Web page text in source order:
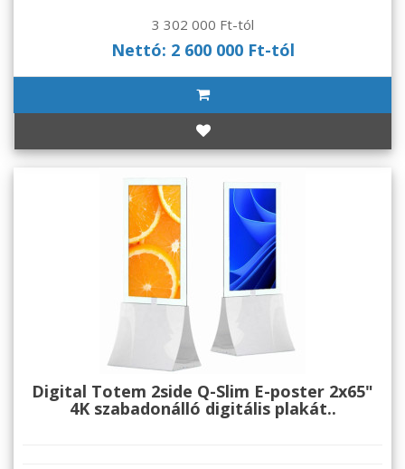
3 302 000 Ft-tól
Nettó: 2 600 000 Ft-tól
Digital Totem 2side Q-Slim E-poster 2x65"
4K szabadonálló digitális plakát..